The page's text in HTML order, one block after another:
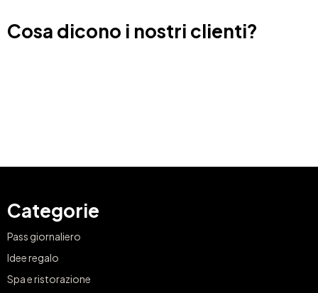
Cosa dicono i nostri clienti?
Categorie
Pass giornaliero
Idee regalo
Spa e ristorazione